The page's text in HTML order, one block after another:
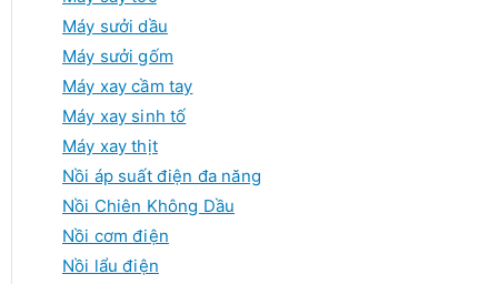
Máy sưởi dầu
Máy sưởi gốm
Máy xay cầm tay
Máy xay sinh tố
Máy xay thịt
Nồi áp suất điện đa năng
Nồi Chiên Không Dầu
Nồi cơm điện
Nồi lẩu điện